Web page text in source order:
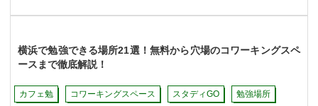
横浜で勉強できる場所21選！無料から穴場のコワーキングスペ
ースまで徹底解説！
カフェ勉 コワーキングスペース スタディGO 勉強場所